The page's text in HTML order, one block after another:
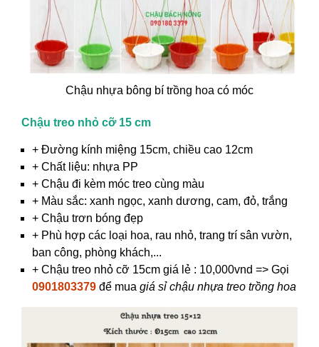
Chậu nhựa bông bí trồng hoa có móc
Chậu treo nhỏ cỡ 15 cm
+ Đường kính miệng 15cm, chiều cao 12cm
+ Chất liệu: nhựa PP
+ Chậu đi kèm móc treo cùng màu
+ Màu sắc: xanh ngọc, xanh dương, cam, đỏ, trắng
+ Chậu trơn bóng đẹp
+ Phù hợp các loại hoa, rau nhỏ, trang trí sân vườn,
ban công, phòng khách,...
+ Chậu treo nhỏ cỡ 15cm giá lẻ : 10,000vnd => Gọi
0901803379 để mua giá sỉ chậu nhựa treo trồng hoa